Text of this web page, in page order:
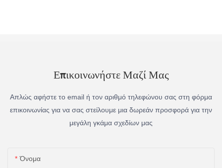
Επικοινωνήστε Μαζί Μας
Απλώς αφήστε το email ή τον αριθμό τηλεφώνου σας στη φόρμα
επικοινωνίας για να σας στείλουμε μια δωρεάν προσφορά για την
μεγάλη γκάμα σχεδίων μας
Όνομα